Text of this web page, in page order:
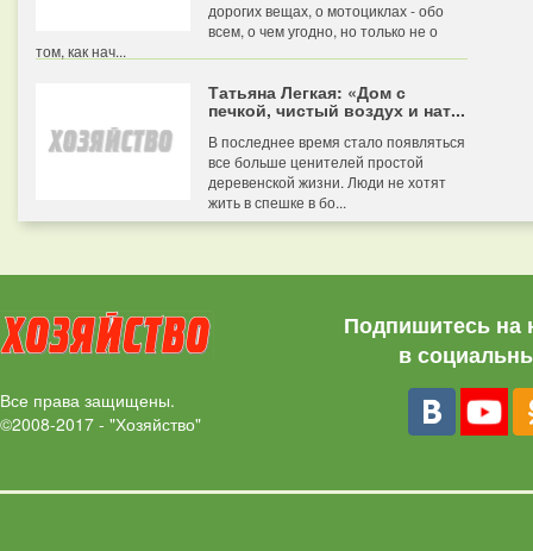
дорогих вещах, о мотоциклах - обо
всем, о чем угодно, но только не о
том, как нач...
Татьяна Легкая: «Дом с
печкой, чистый воздух и нат...
В последнее время стало появляться
все больше ценителей простой
деревенской жизни. Люди не хотят
жить в спешке в бо...
Все права защищены.
©2008-2017 - "Хозяйство"
Подпишитесь на
в